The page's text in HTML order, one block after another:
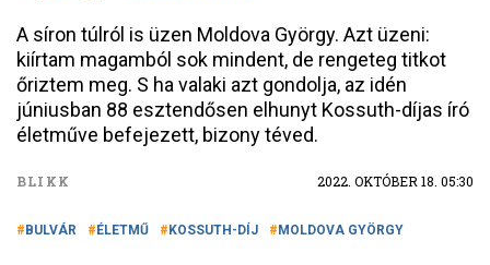
A síron túlról is üzen Moldova György. Azt üzeni:
kiírtam magamból sok mindent, de rengeteg titkot
őriztem meg. S ha valaki azt gondolja, az idén
júniusban 88 esztendősen elhunyt Kossuth-díjas író
életműve befejezett, bizony téved.
BLIKK 2022. OKTÓBER 18. 05:30
BULVÁR ÉLETMŰ KOSSUTH-DÍJ MOLDOVA GYÖRGY